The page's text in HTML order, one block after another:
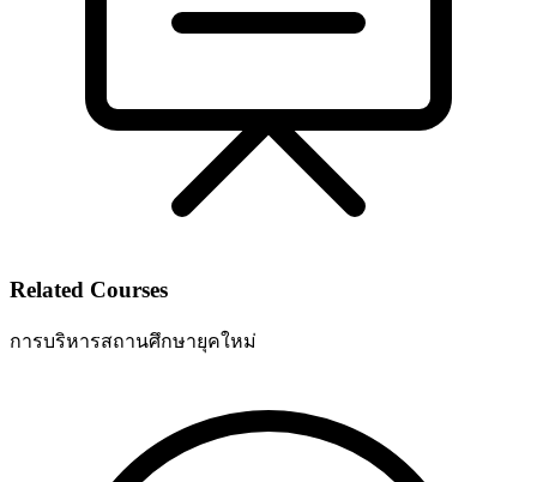
Related Courses
การบริหารสถานศึกษายุคใหม่